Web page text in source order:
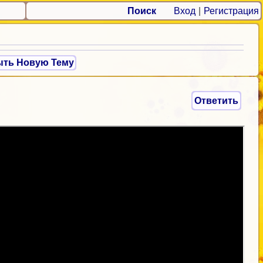
Поиск Вход Регистрация
Новую Тему
Ответить